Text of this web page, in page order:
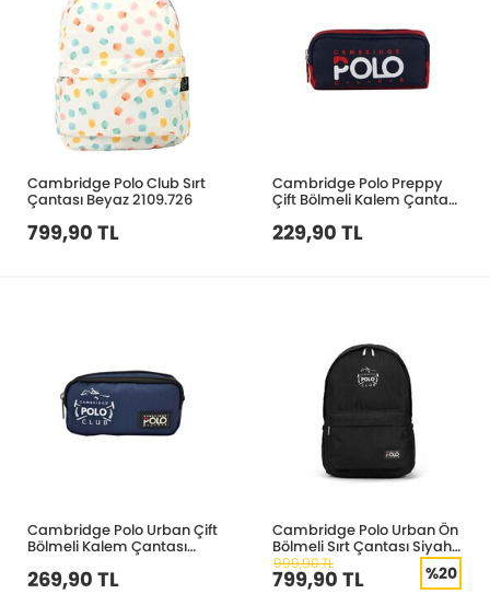
Cambridge Polo Club Sırt
Çantası Beyaz 2109.726
799,90 TL
Cambridge Polo Preppy
Çift Bölmeli Kalem Çantası
229,90 TL
Cambridge Polo Urban Çift
Bölmeli Kalem Çantası
269,90 TL
Cambridge Polo Urban Ön
Bölmeli Sırt Çantası Siyah
3022
999,90 TL
799,90 TL %20